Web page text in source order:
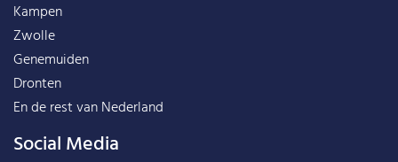
Kampen
Zwolle
Genemuiden
Dronten
En de rest vanNederland
Social Media